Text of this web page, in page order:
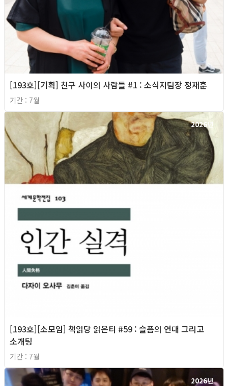
[193호][기획] 친구 사이의 사람들 #1 : 소식지팀장 정재훈
기간 : 7월
2026년
[193호][소모임] 책읽당 읽은티 #59 : 슬픔의 연대 그리고
소개팅
기간 : 7월
2026년